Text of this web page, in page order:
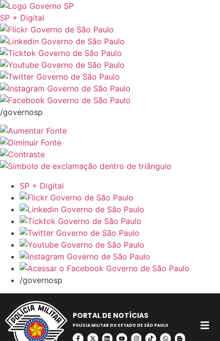
SP + Digital
/governosp
SP + Digital
/governosp
PORTAL DE NOTÍCIAS
POLÍCIA MILITAR DO ESTADO DE SÃO PAULO